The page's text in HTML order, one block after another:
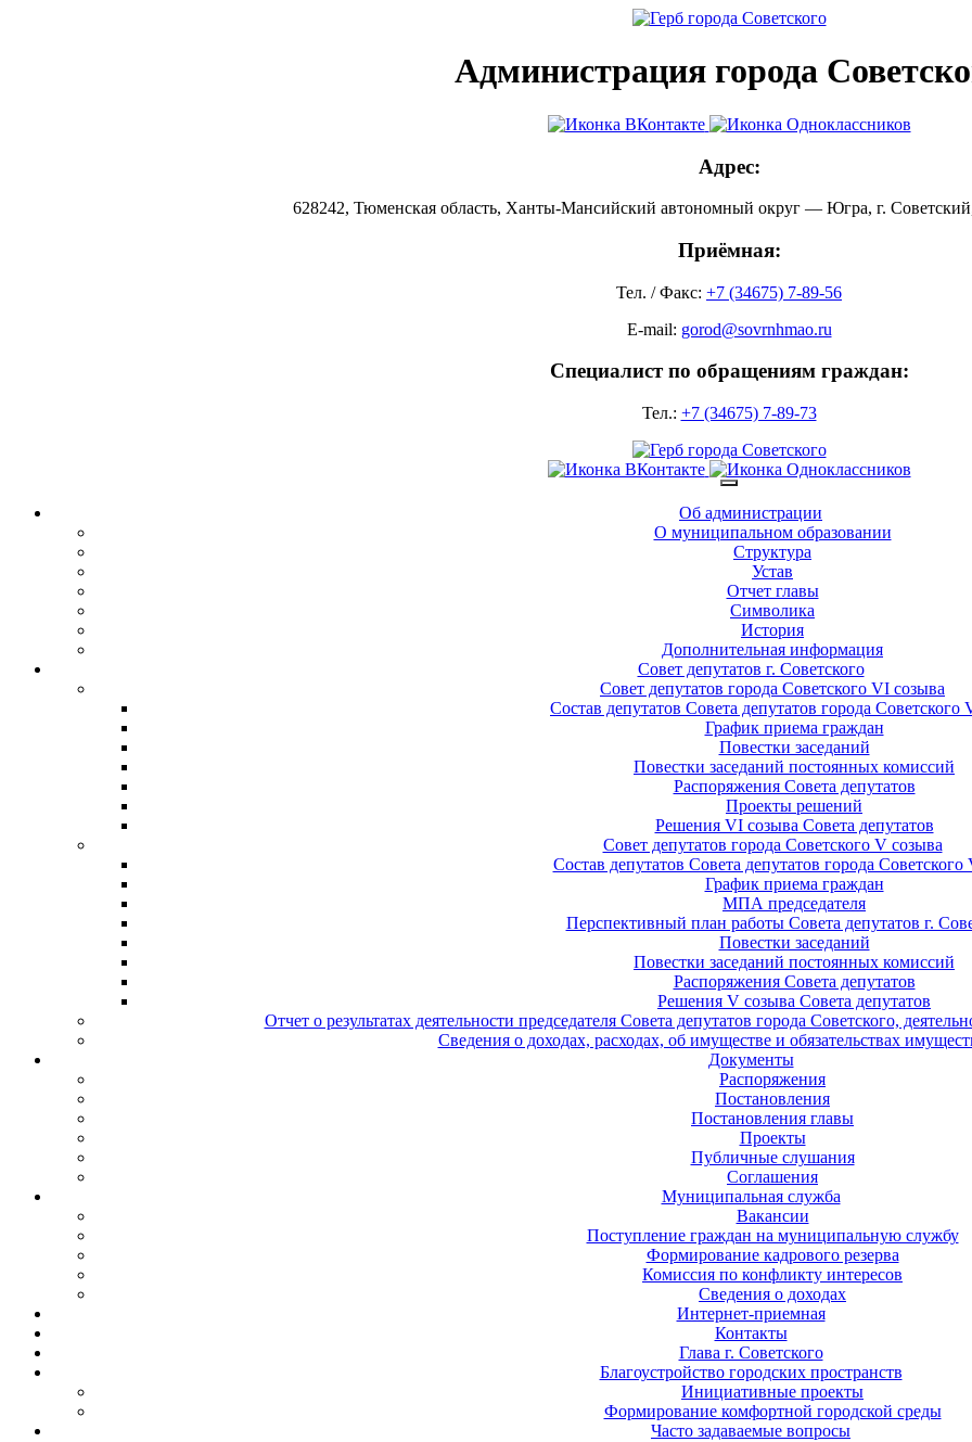
Администрация города
Адрес:
628242, Тюменская область, Ханты-Мансийский автономный округ — Югра, г.
Приёмная:
Тел. / Факс: +7 (34675) 7-89-56
E-mail: gorod@sovrnhmao.ru
Специалист по обращениям граждан:
Тел.: +7 (34675) 7-89-73
Об администрации
О муниципальном образовании
Структура
Устав
Отчет главы
Символика
История
Дополнительная информация
Совет депутатов г. Советского
Совет депутатов города Советского VI созыва
Состав депутатов Совета депутатов города Советского
График приема граждан
Повестки заседаний
Повестки заседаний постоянных комиссий
Распоряжения Совета депутатов
Проекты решений
Решения VI созыва Совета депутатов
Совет депутатов города Советского V созыва
Состав депутатов Совета депутатов города Советского
График приема граждан
МПА председателя
Перспективный план работы Совета депутатов г.
Повестки заседаний
Повестки заседаний постоянных комиссий
Распоряжения Совета депутатов
Решения V созыва Совета депутатов
Отчет о результатах деятельности председателя Совета депутатов города Советского,
Сведения о доходах, расходах, об имуществе и обязательствах
Документы
Распоряжения
Постановления
Постановления главы
Проекты
Публичные слушания
Соглашения
Муниципальная служба
Вакансии
Поступление граждан на муниципальную службу
Формирование кадрового резерва
Комиссия по конфликту интересов
Сведения о доходах
Интернет-приемная
Контакты
Глава г. Советского
Благоустройство городских пространств
Инициативные проекты
Формирование комфортной городской среды
Часто задаваемые вопросы